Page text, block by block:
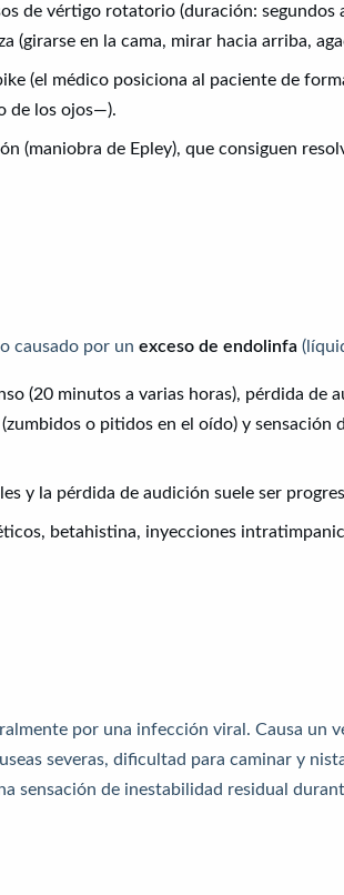
de vértigo rotatorio (duración: segundos
(girarse en la cama, mirar hacia arriba,
(el médico posiciona al paciente de
de los ojos—).
(maniobra de Epley), que consiguen
causado por un exceso de endolinfa
(20 minutos a varias horas), pérdida de
o pitidos en el oído) y sensación
y la pérdida de audición suele ser
betahistina, inyecciones
por una infección viral. Causa un
severas, dificultad para caminar y
sensación de inestabilidad residual